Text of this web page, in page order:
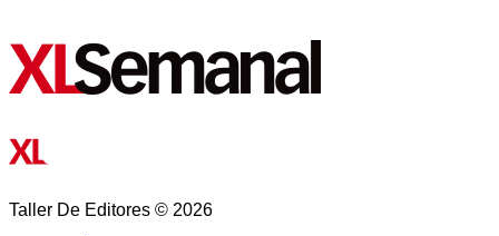
Taller De Editores © 2026